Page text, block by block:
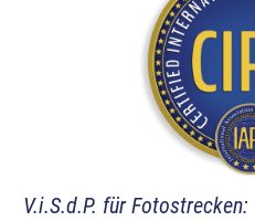
V.i.S.d.P. für Fotostrecken: